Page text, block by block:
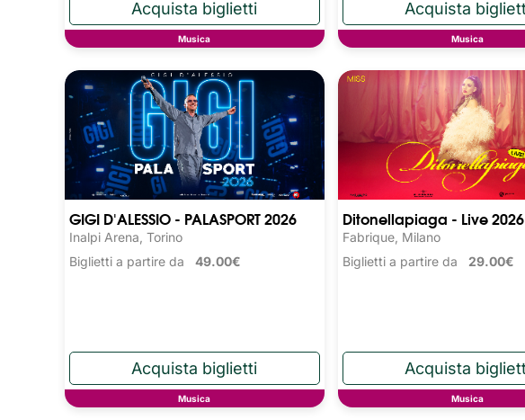
Musica Musica
GIGI D'ALESSIO - PALASPORT 2026
Inalpi Arena, Torino
Biglietti a partire da 49.00€
Musica
Ditonellapiaga - Live 2026
Fabrique, Milano
Biglietti a partire da 29.00€
Musica